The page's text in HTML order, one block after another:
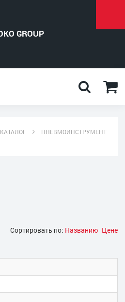
КАТАЛОГ
ПНЕВМОИНСТРУМЕНТ
Сортировать по: Названию Цене